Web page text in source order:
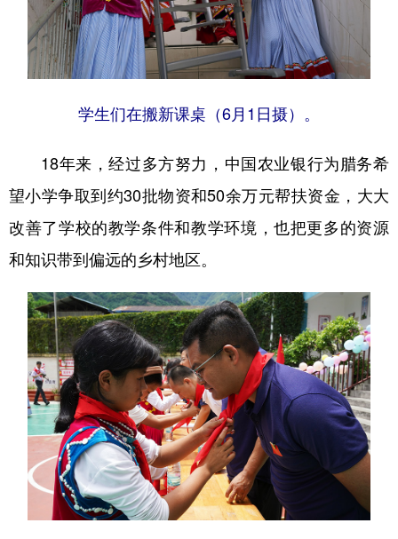
学生们在搬新课桌（6月1日摄）。
18年来，经过多方努力，中国农业银行为腊务希
望小学争取到约30批物资和50余万元帮扶资金，大大
改善了学校的教学条件和教学环境，也把更多的资源
和知识带到偏远的乡村地区。